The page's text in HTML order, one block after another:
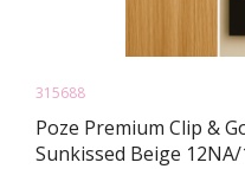
315688
Poze Premium Clip &
Sunkissed Beige